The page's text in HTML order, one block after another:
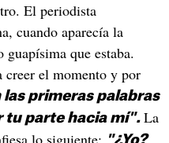
El periodista
cuando aparecía la
que estaba.
creer el momento y por
las primeras palabras
tu parte hacia mí". La